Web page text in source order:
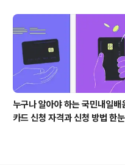
누구나 알아야 하는 국민내일배
카드 신청 자격과 신청 방법 한눈